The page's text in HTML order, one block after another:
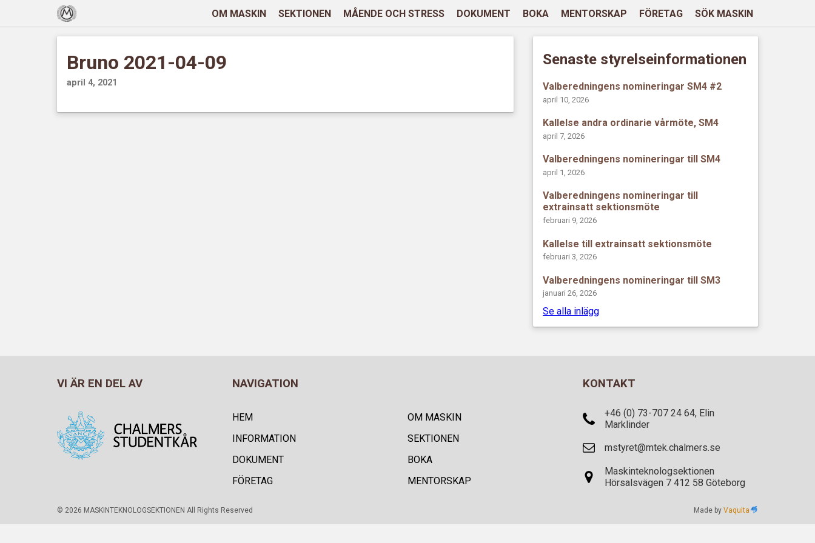
OM MASKIN SEKTIONEN MÅENDE OCH STRESS DOKUMENT BOKA MENTORSKAP FÖRETAG SÖK MASKIN
Bruno 2021-04-09
april 4, 2021
Senaste styrelseinformationen
Valberedningens nomineringar SM4 #2
april 10, 2026
Kallelse andra ordinarie vårmöte, SM4
april 7, 2026
Valberedningens nomineringar till SM4
april 1, 2026
Valberedningens nomineringar till
extrainsatt sektionsmöte
februari 9, 2026
Kallelse till extrainsatt sektionsmöte
februari 3, 2026
Valberedningens nomineringar till SM3
januari 26, 2026
Se alla inlägg
VI ÄR EN DEL AV NAVIGATION
HEM
OM MASKIN
INFORMATION
SEKTIONEN
DOKUMENT
BOKA
FÖRETAG
MENTORSKAP
KONTAKT
+46 (0) 73-707 24 64, Elin
Marklinder
mstyret@mtek.chalmers.se
Maskinteknologsektionen
Hörsalsvägen 7 412 58 Göteborg
© 2026 MASKINTEKNOLOGSEKTIONEN All Rights Reserved Made byVaquita